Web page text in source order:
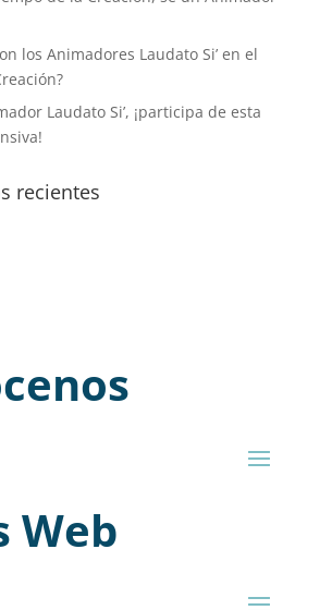
los Animadores Laudato Si’ en el
Laudato Si’, ¡participa de esta
recientes
Web